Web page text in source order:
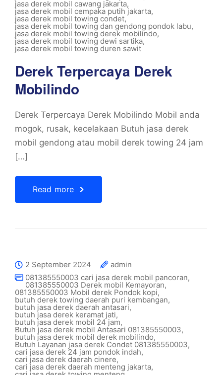
jasa derek mobil cawang jakarta,
jasa derek mobil cempaka putih jakarta,
jasa derek mobil towing condet,
jasa derek mobil towing dan gendong pondok labu,
jasa derek mobil towing derek mobilindo,
jasa derek mobil towing dewi sartika,
jasa derek mobil towing duren sawit
Derek Terpercaya Derek
Mobilindo
Derek Terpercaya Derek Mobilindo Mobil anda
mogok, rusak, kecelakaan Butuh jasa derek
mobil gendong atau mobil derek towing 24 jam
[…]
Read more
2 September 2024
admin
081385550003 cari jasa derek mobil pancoran,
081385550003 Derek mobil Kemayoran,
081385550003 Mobil derek Pondok kopi,
butuh derek towing daerah puri kembangan,
butuh jasa derek daerah antasari,
butuh jasa derek keramat jati,
butuh jasa derek mobil 24 jam,
Butuh jasa derek mobil Antasari 081385550003,
butuh jasa derek mobil derek mobilindo,
Butuh Layanan jasa derek Condet 081385550003,
cari jasa derek 24 jam pondok indah,
cari jasa derek daerah cinere,
cari jasa derek daerah menteng jakarta,